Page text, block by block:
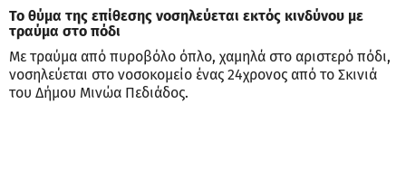
Το θύμα της επίθεσης νοσηλεύεται εκτός κινδύνου με
τραύμα στο πόδι
Με τραύμα από πυροβόλο όπλο, χαμηλά στο αριστερό πόδι,
νοσηλεύεται στο νοσοκομείο ένας 24χρονος από το Σκινιά
του Δήμου Μινώα Πεδιάδος.